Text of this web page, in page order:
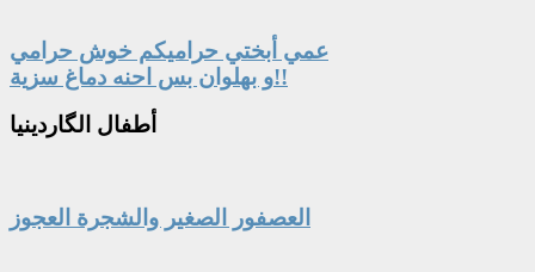
عمي أبختي حراميكم خوش حرامي
و بهلوان بس احنه دماغ سزية!!
أطفال الگاردينيا
العصفور الصغير والشجرة العجوز